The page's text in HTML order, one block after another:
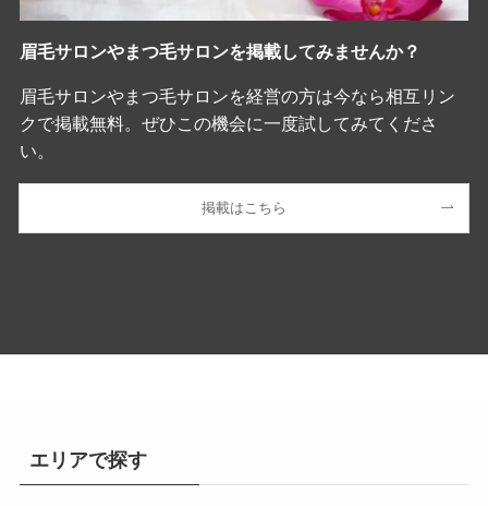
眉毛サロンやまつ毛サロンを掲載してみませんか？
眉毛サロンやまつ毛サロンを経営の方は今なら相互リン
クで掲載無料。ぜひこの機会に一度試してみてくださ
い。
掲載はこちら
エリアで探す